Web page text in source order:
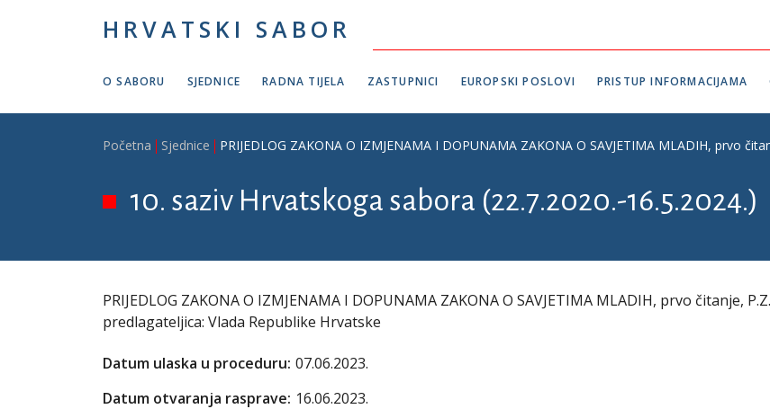
HRVATSKI SABOR
O SABORU SJEDNICE RADNA TIJELA ZASTUPNICI EUROPSKI POSLOVI PRISTUP INFORMACIJAMA
Breadcrumb
Početna Sjednice PRIJEDLOG ZAKONA O IZMJENAMA I DOPUNAMA ZAKONA O SAVJETIMA MLADIH, prvo
10. saziv Hrvatskoga sabora (22.7.2020.-16.5.2024.)
PRIJEDLOG ZAKONA O IZMJENAMA I DOPUNAMA ZAKONA O SAVJETIMA MLADIH, prvo čitanje,
predlagateljica: Vlada Republike Hrvatske
Datum ulaska u proceduru: 07.06.2023.
Datum otvaranja rasprave: 16.06.2023.